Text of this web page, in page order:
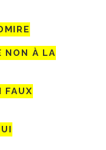
NON À LA
FAUX